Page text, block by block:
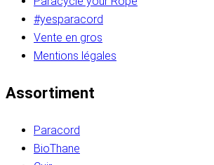
#yesparacord
Vente en gros
Mentions légales
Assortiment
Paracord
BioThane